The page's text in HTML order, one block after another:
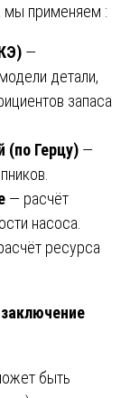
мы применяем :
—
детали,
запаса
(по Герцу) —
— расчёт
насоса.
ресурса
быть